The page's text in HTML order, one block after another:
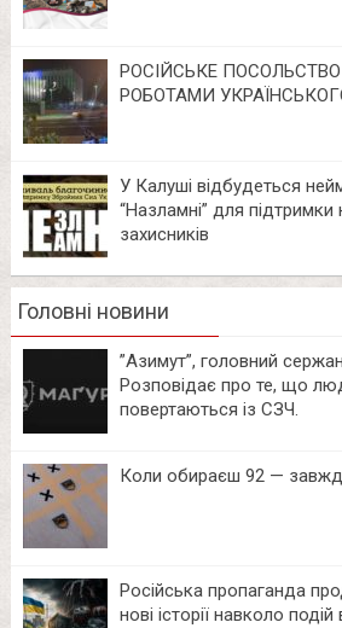
РОСІЙСЬКЕ
РОБОТАМИ
У Калуші відбудеться
“Назламні” для підтримки
захисників
Головні новини
⁨”Азимут”, головний
Розповідає про те, що
повертаються із СЗЧ.
Коли обираєш 92 —
Російська пропаганда
нові історії навколо подій